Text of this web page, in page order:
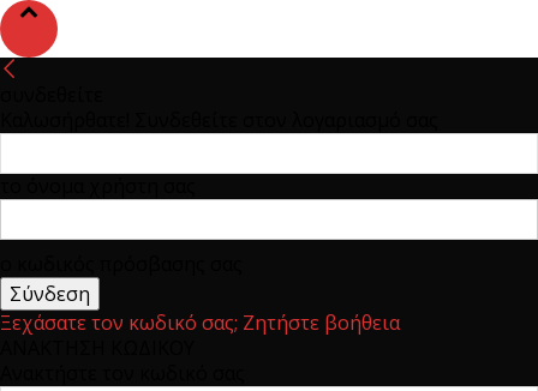
Ξεχάσατε τον κωδικό σας; Ζητήστε βοήθεια